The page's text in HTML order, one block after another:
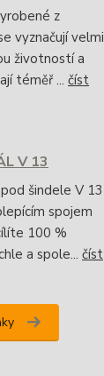
z
vyznačují velmi
životností a
téměř ... číst
V 13
šindele V 13
spojem
100 %
a spole... číst